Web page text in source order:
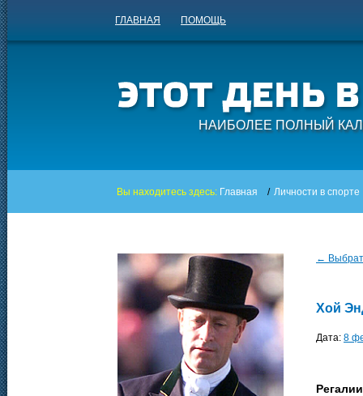
ГЛАВНАЯ ПОМОЩЬ
НАИБОЛЕЕ ПОЛНЫЙ
Вы находитесь здесь: Главная / Личности в спорте
←
Хой
Дата: 8